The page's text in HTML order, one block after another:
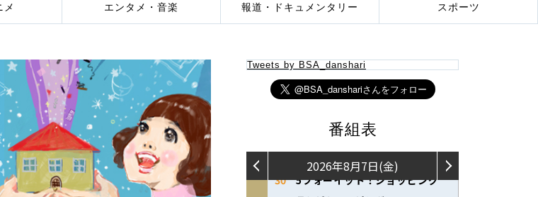
メ エンタメ・音楽 報道・ドキュメンタリー スポーツ
Tweets by BSA_danshari
番組表